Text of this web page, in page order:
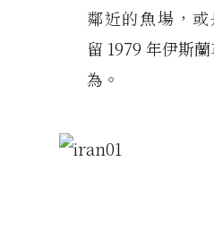
鄰近的魚場，
留 1979 年伊斯
為。